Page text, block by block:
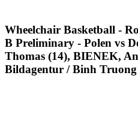
Wheelchair Basketball -
B Preliminary - Polen vs
Thomas (14), BIENEK,
Bildagentur / Binh Truong